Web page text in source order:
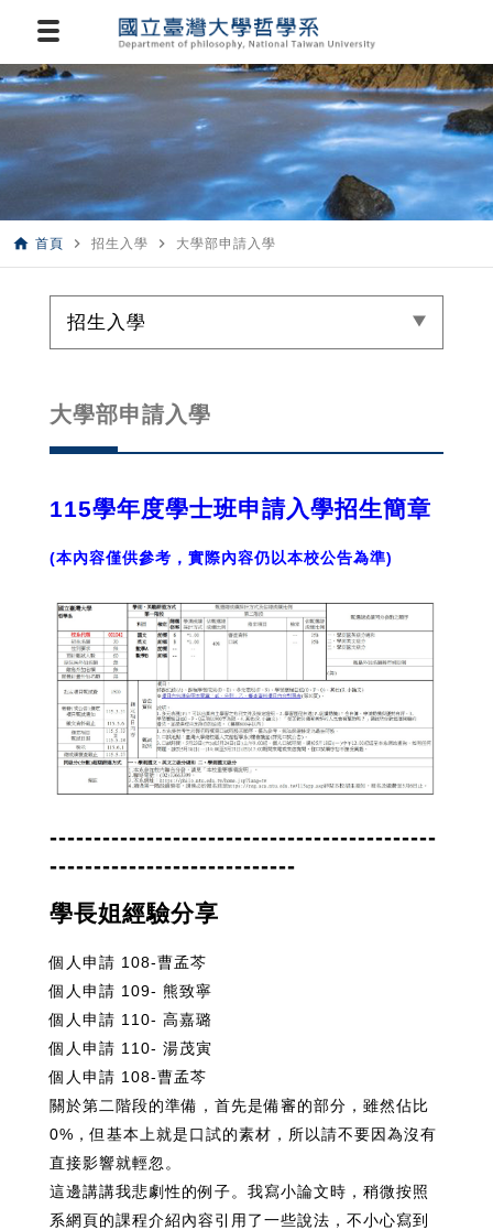
home 首頁 navigate_next 招生入學 navigate_next 大學部申請入學
招生入學
大學部申請入學
115學年度學士班申請入學招生簡章
(本內容僅供參考，實際內容仍以本校公告為準)
--------------------------------------------
----------------------------
學長姐經驗分享
個人申請 108-曹孟芩
個人申請 109- 熊致寧
個人申請 110- 高嘉璐
個人申請 110- 湯茂寅
個人申請 108-曹孟芩
關於第二階段的準備，首先是備審的部分，雖然佔比
0%，但基本上就是口試的素材，所以請不要因為沒有
直接影響就輕忽。
這邊講講我悲劇性的例子。我寫小論文時，稍微按照
系網頁的課程介紹內容引用了一些說法，不小心寫到